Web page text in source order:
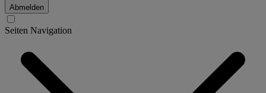
Abmelden
Seiten Navigation